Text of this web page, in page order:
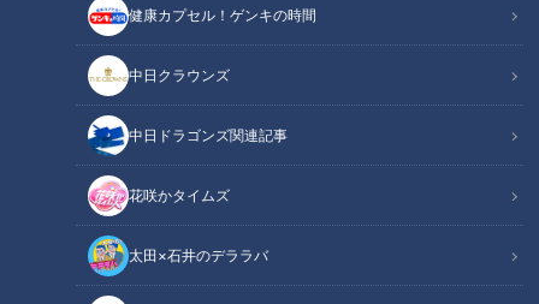
健康カプセル！ゲンキの時間
中日クラウンズ
中日ドラゴンズ関連記事
花咲かタイムズ
太田×石井のデララバ
RadiChubu（ラジチューブ）
CBCラジオ #プラス！
旅行気分を味わえるパスポートが、いま群馬県で大きな話題を
呼んでいます。海外へ渡航するためのものではなく、群馬県の
魅力を再発見するために作られた、その名も「群馬パスポー
ト」です。5月22日放送の『ＣＢＣラジオ #プラス！』では、
竹地祐治アナウンサーと天野ななみが、群馬県観光リトリート
推進課の池田さんに話を聞き、そのユニークな取り組みや反響